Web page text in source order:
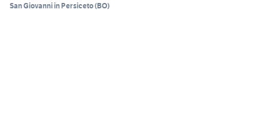
San Giovanni in Persiceto(BO)